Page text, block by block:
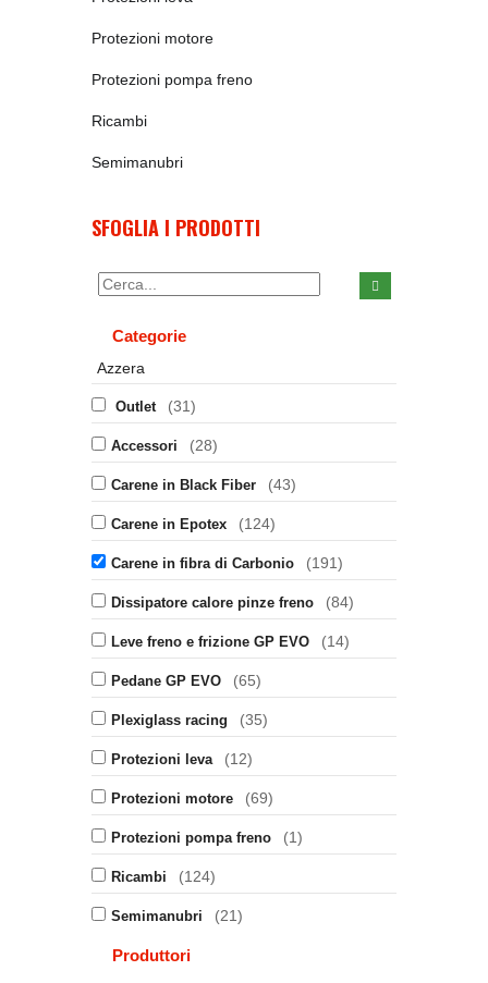
Protezioni motore
Protezioni pompa freno
Ricambi
Semimanubri
SFOGLIA I PRODOTTI
Categorie
Azzera
Outlet (31)
Accessori (28)
Carene in Black Fiber (43)
Carene in Epotex (124)
Carene in fibra di Carbonio (191)
Dissipatore calore pinze freno (84)
Leve freno e frizione GP EVO (14)
Pedane GP EVO (65)
Plexiglass racing (35)
Protezioni leva (12)
Protezioni motore (69)
Protezioni pompa freno (1)
Ricambi (124)
Semimanubri (21)
Produttori